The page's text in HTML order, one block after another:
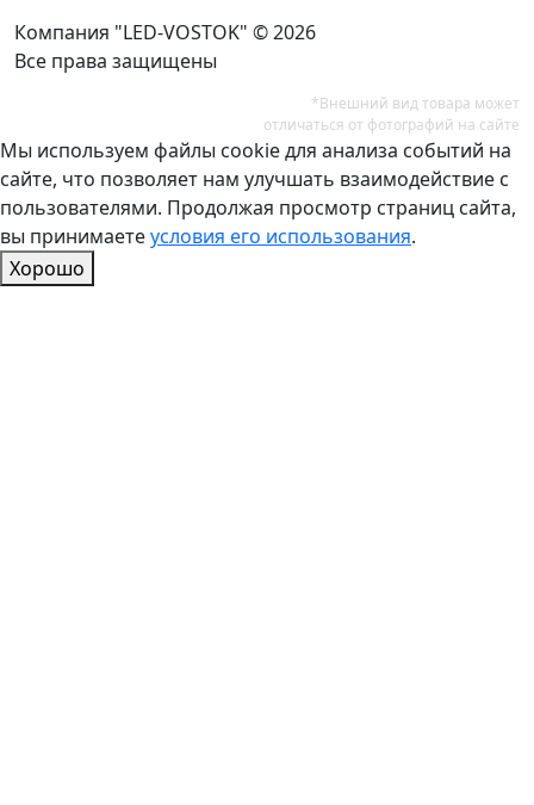
Компания "LED-VOSTOK" © 2026
Все права защищены
*Внешний вид товара может
отличаться от фотографий на сайте
Мы используем файлы cookie для анализа событий на
сайте, что позволяет нам улучшать взаимодействие с
пользователями. Продолжая просмотр страниц сайта,
вы принимаетеусловия его использования.
Хорошо